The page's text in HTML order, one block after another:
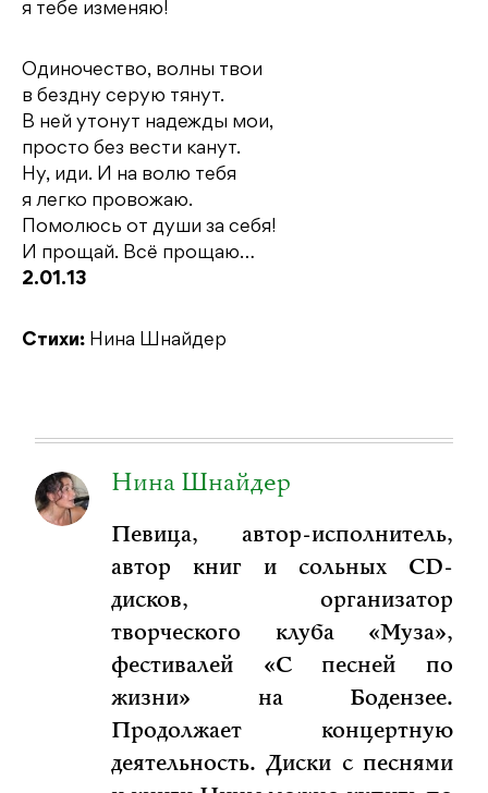
я тебе изменяю!
Одиночество, волны твои
в бездну серую тянут.
В ней утонут надежды мои,
просто без вести канут.
Ну, иди. И на волю тебя
я легко провожаю.
Помолюсь от души за себя!
И прощай. Всё прощаю…
2.01.13
Стихи: Нина Шнайдер
Нина Шнайдер
Певица, автор-исполнитель,
автор книг и сольных CD-
дисков, организатор
творческого клуба «Муза»,
фестивалей «С песней по
жизни» на Бодензее.
Продолжает концертную
деятельность. Диски с песнями